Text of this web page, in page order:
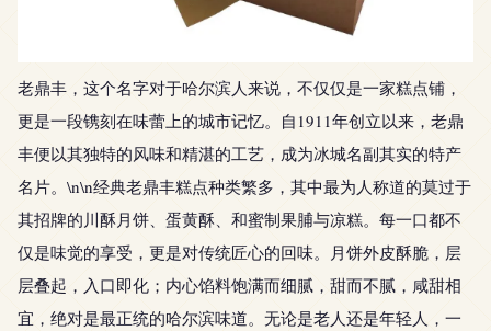
老鼎丰，这个名字对于哈尔滨人来说，不仅仅是一家糕点铺，
更是一段镌刻在味蕾上的城市记忆。自1911年创立以来，老鼎
丰便以其独特的风味和精湛的工艺，成为冰城名副其实的特产
名片。\n\n经典老鼎丰糕点种类繁多，其中最为人称道的莫过于
其招牌的川酥月饼、蛋黄酥、和蜜制果脯与凉糕。每一口都不
仅是味觉的享受，更是对传统匠心的回味。月饼外皮酥脆，层
层叠起，入口即化；内心馅料饱满而细腻，甜而不腻，咸甜相
宜，绝对是最正统的哈尔滨味道。无论是老人还是年轻人，一